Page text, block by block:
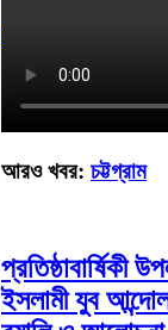
আরও খবর: চট্টগ্রাম
প্রতিষ্ঠাবার্ষিকী
ইসলামী যুব